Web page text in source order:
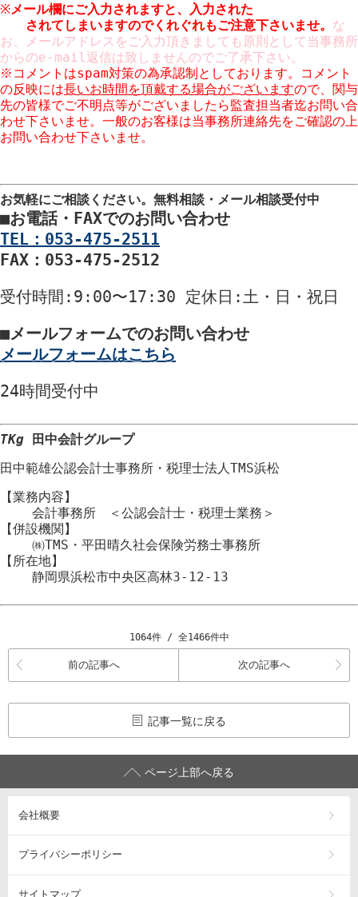
※メール欄にご入力されますと、入力された
されてしまいますのでくれぐれもご注意下さいませ。 な
お、メールアドレスをご入力頂きましても原則として当事務所
からのe-mail返信は致しませんのでご了承下さい。
※コメントはspam対策の為承認制としております。コメント
の反映には長いお時間を頂戴する場合がございますので、関与
先の皆様でご不明点等がございましたら監査担当者迄お問い合
わせ下さいませ。一般のお客様は当事務所連絡先をご確認の上
お問い合わせ下さいませ。
お気軽にご相談ください。 無料相談・メール相談受付中
■お電話・FAXでのお問い合わせ
TEL：053-475-2511
FAX：053-475-2512
受付時間 :9:00〜17:30 定休日 :土・日・祝日
■メールフォームでのお問い合わせ
メールフォームはこちら
24時間受付中
TKg 田中会計グループ
田中範雄公認会計士事務所 ・ 税理士法人TMS浜松
【業務内容】
会計事務所 ＜公認会計士・税理士業務＞
【併設機関】
㈱TMS・平田晴久社会保険労務士事務所
【所在地】
静岡県浜松市中央区高林3-12-13
1064件 / 全1466件中
前の記事へ 次の記事へ
記事一覧に戻る
ページ上部へ戻る
会社概要
プライバシーポリシー
サイトマップ